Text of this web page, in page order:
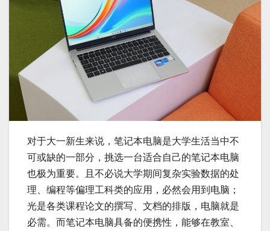
对于大一新生来说，笔记本电脑是大学生活当中不
可或缺的一部分，挑选一台适合自己的笔记本电脑
也极为重要。且不必说大学期间复杂实验数据的处
理、编程等偏理工科类的应用，必然会用到电脑；
光是各类课程论文的撰写、文档的排版，电脑就是
必需。而笔记本电脑具备的便携性，能够在教室、